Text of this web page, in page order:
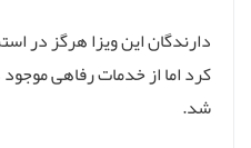
دارندگان این ویزا هرگز در
کرد اما از خدمات رفاهی
شد.